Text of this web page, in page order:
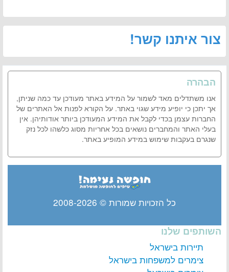
צור איתנו קשר!
הבהרה
אנו משתדלים מאד לשמור על המידע באתר מעודכן עד כמה שניתן,
אך יתכן כי יופיע מידע שגוי באתר. על הקורא לפנות אל האתרים של
החברות עצמן בכדי לקבל את המידע המעודכן ביותר אודותיהן. אין
בעלי האתר והמחברים נושאים בכל אחריות מסוג כלשהו לכל נזק
שנגרם בעקבות שימוש במידע המופיע באתר.
כל הזכויות שמורות © 2008-2026
השותפים שלנו
תיירות בישראל
צימרים למשפחות בישראל